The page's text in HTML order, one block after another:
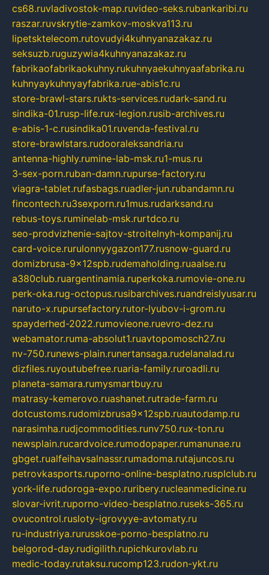
cs68.ruvladivostok-map.ruvideo-seks.rubankaribi.ru
raszar.ruvskrytie-zamkov-moskva113.ru
lipetsktelecom.rutovudyi4kuhnyanazakaz.ru
seksuzb.ruguzywia4kuhnyanazakaz.ru
fabrikaofabrikaokuhny.rukuhnyaekuhnyaafabrika.ru
kuhnyaykuhnyayfabrika.rue-abis1c.ru
store-brawl-stars.rukts-services.rudark-sand.ru
sindika-01.rusp-life.rux-legion.rusib-archives.ru
e-abis-1-c.rusindika01.ruvenda-festival.ru
store-brawlstars.rudooraleksandria.ru
antenna-highly.rumine-lab-msk.ru1-mus.ru
3-sex-porn.ruban-damn.rupurse-factory.ru
viagra-tablet.rufasbags.ruadler-jun.rubandamn.ru
fincontech.ru3sexporn.ru1mus.rudarksand.ru
rebus-toys.ruminelab-msk.rurtdco.ru
seo-prodvizhenie-sajtov-stroitelnyh-kompanij.ru
card-voice.rurulonnyygazon177.rusnow-guard.ru
domizbrusa-9x12spb.rudemaholding.ruaalse.ru
a380club.ruargentinamia.ruperkoka.rumovie-one.ru
perk-oka.rug-octopus.rusibarchives.ruandreislyusar.ru
naruto-x.rupursefactory.rutor-lyubov-i-grom.ru
spayderhed-2022.rumovieone.ruevro-dez.ru
webamator.ruma-absolut1.ruavtopomosch27.ru
nv-750.runews-plain.runertansaga.rudelanalad.ru
dizfiles.ruyoutubefree.ruaria-family.ruroadli.ru
planeta-samara.rumysmartbuy.ru
matrasy-kemerovo.ruashanet.rutrade-farm.ru
dotcustoms.rudomizbrusa9x12spb.ruautodamp.ru
narasimha.rudjcommodities.runv750.rux-ton.ru
newsplain.rucardvoice.rumodopaper.rumanunae.ru
gbget.rualfeihavsalnassr.rumadoma.rutajuncos.ru
petrovkasports.ruporno-online-besplatno.rusplclub.ru
york-life.rudoroga-expo.ruribery.rucleanmedicine.ru
slovar-ivrit.ruporno-video-besplatno.ruseks-365.ru
ovucontrol.rusloty-igrovyye-avtomaty.ru
ru-industriya.rurusskoe-porno-besplatno.ru
belgorod-day.rudigilith.rupichkurovlab.ru
medic-today.rutaksu.rucomp123.rudon-ykt.ru